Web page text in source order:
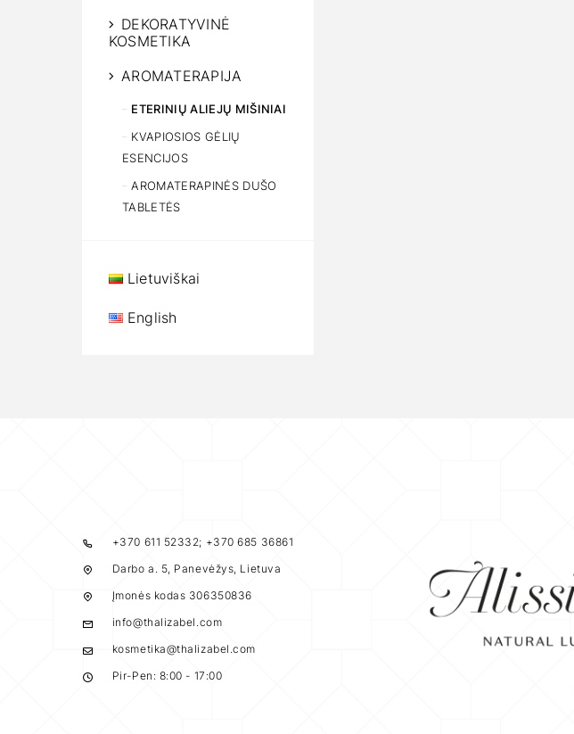
DEKORATYVINĖ
KOSMETIKA
AROMATERAPIJA
ETERINIŲ ALIEJŲ MIŠINIAI
KVAPIOSIOS GĖLIŲ
ESENCIJOS
AROMATERAPINĖS DUŠO
TABLETĖS
Lietuviškai
English
+370 611 52332; +370 685 36861
Darbo a. 5, Panevėžys, Lietuva
Įmonės kodas 306350836
info@thalizabel.com
kosmetika@thalizabel.com
Pir-Pen: 8:00 - 17:00